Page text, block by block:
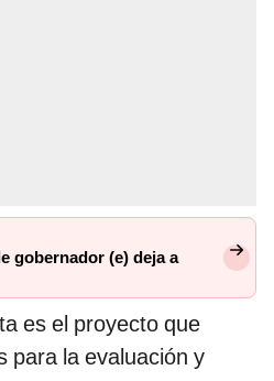
gobernador (e) deja a
es el proyecto que
para la evaluación y